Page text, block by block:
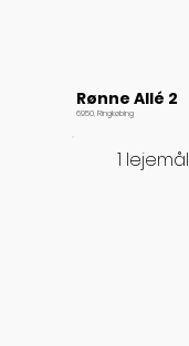
Rønne Allé 2
6950, Ringkøbing
1 lejemål